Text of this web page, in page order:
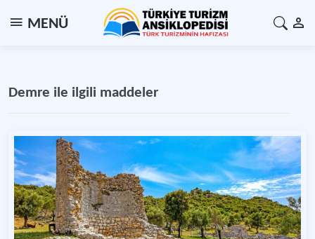
MENÜ
Demre ile ilgili maddeler